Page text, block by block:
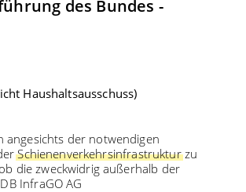
des Bundes -
Haushaltsausschuss)
angesichts der notwendigen
Schienenverkehrsinfrastrukturzu
die zweckwidrig außerhalb der
InfraGO AG